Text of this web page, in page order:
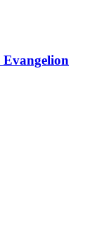
Evangelion